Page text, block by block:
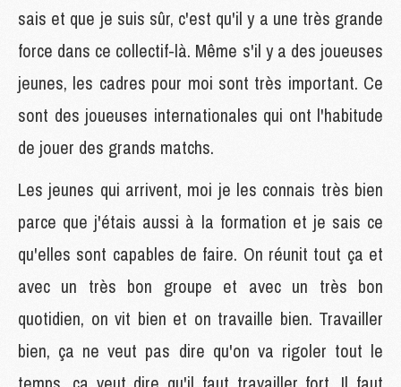
sais et que je suis sûr, c'est qu'il y a une très grande
force dans ce collectif-là. Même s'il y a des joueuses
jeunes, les cadres pour moi sont très important. Ce
sont des joueuses internationales qui ont l'habitude
de jouer des grands matchs.
Les jeunes qui arrivent, moi je les connais très bien
parce que j'étais aussi à la formation et je sais ce
qu'elles sont capables de faire. On réunit tout ça et
avec un très bon groupe et avec un très bon
quotidien, on vit bien et on travaille bien. Travailler
bien, ça ne veut pas dire qu'on va rigoler tout le